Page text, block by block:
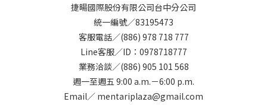
捷暘國際股份有限公司台中分公司
統一編號／83195473
客服電話／(886) 978 718 777
Line客服／ID：0978718777
業務洽談／(886) 905 101 568
週一至週五 9:00 a.m.－6:00 p.m.
Email／ mentariplaza@gmail.com